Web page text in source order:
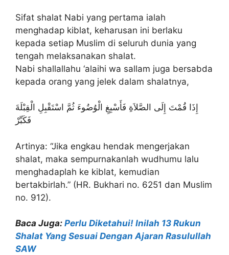
Sifat shalat Nabi yang pertama ialah
menghadap kiblat, keharusan ini berlaku
kepada setiap Muslim di seluruh dunia yang
tengah melaksanakan shalat.
Nabi shallallahu ‘alaihi wa sallam juga bersabda
kepada orang yang jelek dalam shalatnya,
إِذَا قُمْتَ إِلَى الصَّلاَةِ فَأَسْبِغِ الْوُضُوءَ ثُمَّ اسْتَقْبِلِ الْقِبْلَةَ
فَكَبِّرْ
Artinya: “Jika engkau hendak mengerjakan
shalat, maka sempurnakanlah wudhumu lalu
menghadaplah ke kiblat, kemudian
bertakbirlah.” (HR. Bukhari no. 6251 dan Muslim
no. 912).
Baca Juga: Perlu Diketahui! Inilah 13 Rukun
Shalat Yang Sesuai Dengan Ajaran Rasulullah
SAW